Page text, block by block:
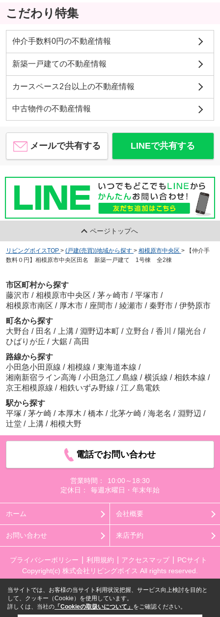
こだわり特集
仲介手数料0円の不動産情報
新築一戸建ての不動産情報
カースペース2台以上の不動産情報
中古物件の不動産情報
メールで共有する LINEで共有する
ページトップへ
リビングボイスTOP > (戸建(売買))地域から探す > 相模原市中央区 >
【仲介手
数料０円】相模原市中央区田名 新築一戸建て 1号棟 全2棟
市区町村から探す
藤沢市 / 相模原市中央区 / 茅ヶ崎市 / 平塚市 /
相模原市南区 / 厚木市 / 座間市 / 綾瀬市 / 秦野市 / 伊勢原市
町名から探す
大野台 / 田名 / 上溝 / 淵野辺本町 / 立野台 / 香川 / 陽光台 /
ひばりが丘 / 大鋸 / 高田
路線から探す
小田急小田原線 / 相模線 / 東海道本線 /
湘南新宿ライン高海 / 小田急江ノ島線 / 横浜線 / 相鉄本線 /
京王相模原線 / 相鉄いずみ野線 / 江ノ島電鉄
駅から探す
平塚 / 茅ケ崎 / 本厚木 / 橋本 / 北茅ケ崎 / 海老名 / 淵野辺 /
辻堂 / 上溝 / 相模大野
電話でお問い合わせ
営業時間：
10:00～18:30
定休日：
毎週水曜日・年末年始
ホーム 会社概要
お問い合わせ 来店予約
プライバシーポリシー 利用規約 アクセスマップ
PCサイト
Copyright(c) 株式会社リビングボイス All rights reserved.
当サイトでは、お客様の当サイト利用状況把握、サービス向上検討を目的と
して、クッキー（Cookie）を使用しています。
詳しくは、当社の 「Cookieの取扱いについて」 をご確認ください。